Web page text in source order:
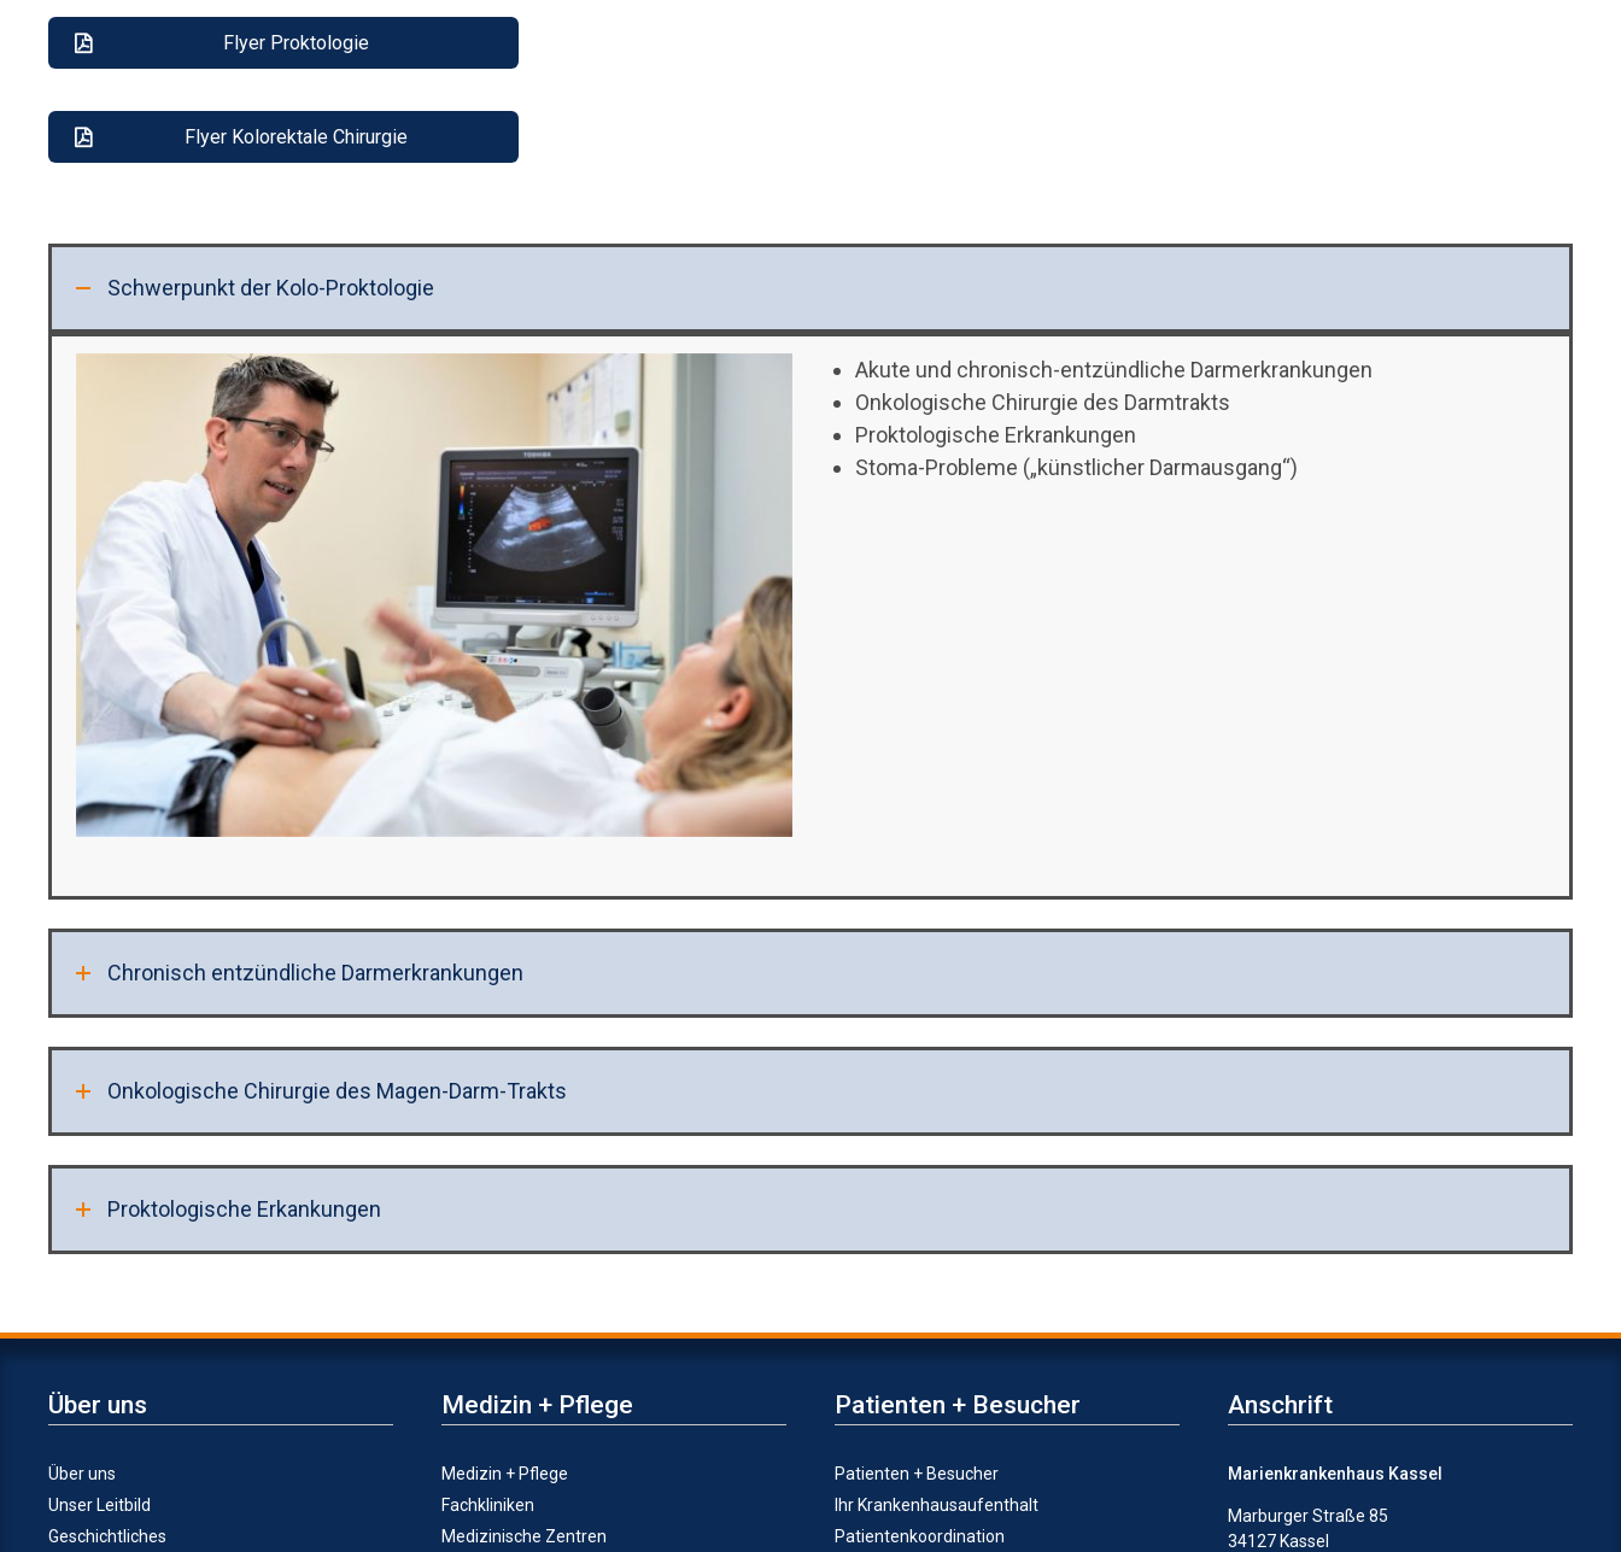
Flyer Proktologie
Flyer Kolorektale Chirurgie
Schwerpunkt der Kolo-Proktologie
Akute und chronisch-entzündliche Darmerkrankungen
Onkologische Chirurgie des Darmtrakts
Proktologische Erkrankungen
Stoma-Probleme („künstlicher Darmausgang“)
Chronisch entzündliche Darmerkrankungen
Onkologische Chirurgie des Magen-Darm-Trakts
Proktologische Erkankungen
Über uns
Über uns
Unser Leitbild
Geschichtliches
Medizin + Pflege
Medizin + Pflege
Fachkliniken
Medizinische Zentren
Patienten + Besucher
Patienten + Besucher
Ihr Krankenhausaufenthalt
Patientenkoordination
Anschrift
Marienkrankenhaus Kassel
Marburger Straße 85
34127 Kassel